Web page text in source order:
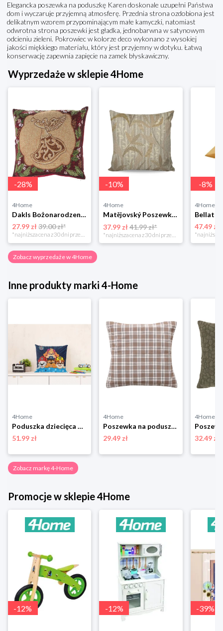
Elegancka poszewka na poduszkę Karen doskonale uzupełni Państwa
dom i wyczaruje przyjemną atmosferę. Przednia strona ozdobiona jest
delikatnym wzorem przypominającym małe kamyczki, natomiast
odwrotna strona poszewki jest gładka, jednobarwna w satynowym
odcieniu zieleni. Pokrowiec w kolorze deco wykonano z wysokiej
jakości miękkiego materiału, który jest przyjemny w dotyku. Łatwą
konserwację zapewnia zapięcie na zamek błyskawiczny.
Wyprzedaże w sklepie 4Home
-28%
4Home
Dakls Bożonarodzeniowa poszewka na poduszkę Angel red, 40 x 40 cm 4-Home
27.99 zł39.00 zł*
*najniższa cena z 30 dni przed obniżką
-10%
4Home
Matějovský Poszewka na poduszkę Solei, 40 x 40 cm
37.99 zł 41.99 zł*
*najniższa cena z 30 dni przed obniżką
-8%
4Home
47.49 zł
Zobacz wyprzedaże w 4Home
Inne produkty marki 4-Home
4Home
Poduszka dziecięca Tlapková Patrola, 40 x 40 cm 4-Home
51.99 zł
4Home
Poszewka na poduszkę Happy check beżowo-czarny, 45 x 45 cm 4-Home
29.49 zł
4Home
32.49 zł
Zobacz markę 4-Home
Promocje w sklepie 4Home
-12% -12% -39%